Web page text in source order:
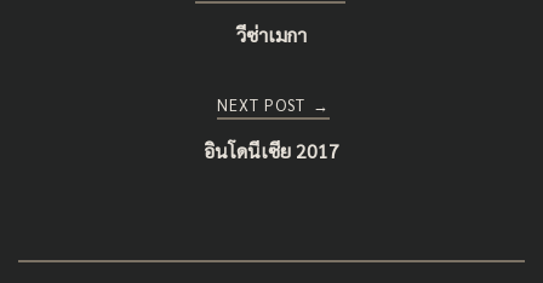
วีซ่าเมกา
NEXT POST →
อินโดนีเซีย 2017